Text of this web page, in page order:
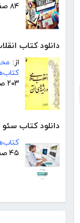
۸۴ صفحه
دانلود کتاب
از:
۲۰۳ صفحه
دانلود کتاب سئو 2018
۴۵ صفحه